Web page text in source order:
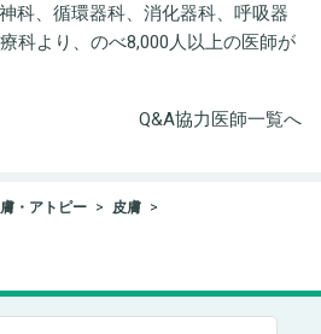
科、循環器科、消化器科、呼吸器
科より、のべ8,000人以上の医師が
Q&A協力医師一覧へ
・アトピー 皮膚